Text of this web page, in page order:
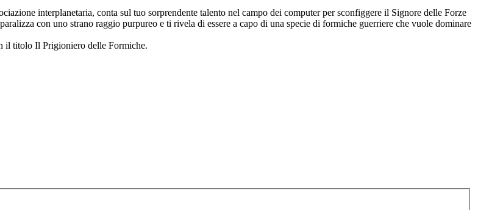
interplanetaria, conta sul tuo sorprendente talento nel campo dei computer per sconfiggere il Signore delle Forze
con uno strano raggio purpureo e ti rivela di essere a capo di una specie di formiche guerriere che vuole dominare
il titolo Il Prigioniero delle Formiche.